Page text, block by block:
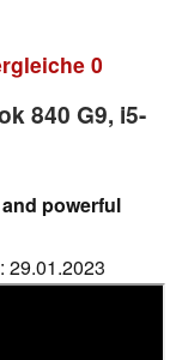
0
840 G9, i5-
powerful
29.01.2023